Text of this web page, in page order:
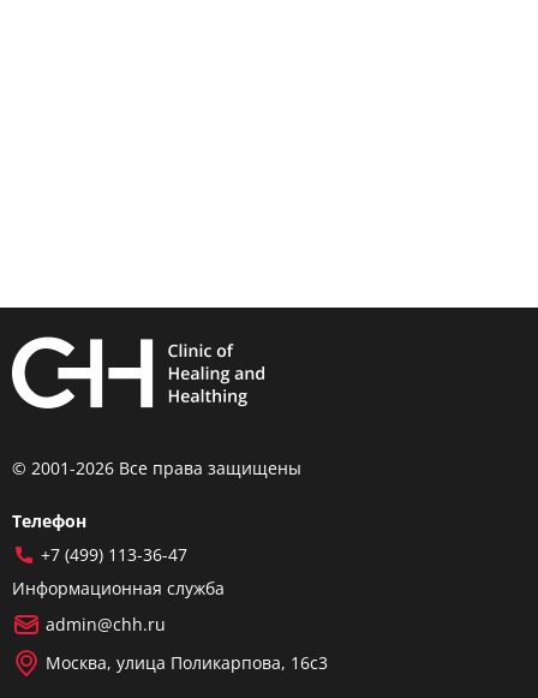
© 2001-2026 Все права защищены
Телефон
+7 (499) 113-36-47
Информационная служба
admin@chh.ru
Москва, улица Поликарпова, 16с3